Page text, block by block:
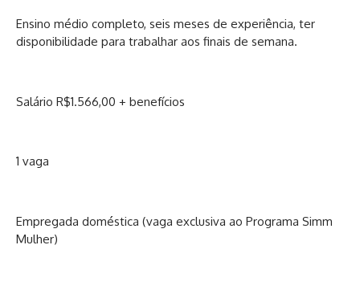
Ensino médio completo, seis meses de experiência, ter
disponibilidade para trabalhar aos finais de semana.
Salário R$1.566,00 + benefícios
1 vaga
Empregada doméstica (vaga exclusiva ao Programa Simm
Mulher)